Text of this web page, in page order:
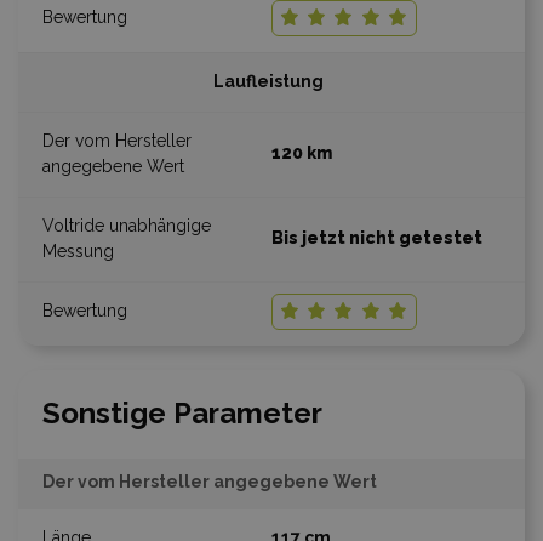
Laufleistung
120 km
Bis jetzt nicht getestet
Sonstige Parameter
Der vom Hersteller angegebene Wert